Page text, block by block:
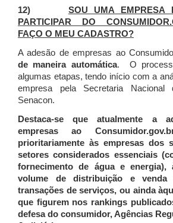
12) SOU UMA EMPRESA
PARTICIPAR DO
FAÇO O MEU CADASTRO?
A adesão de empresas ao
de maneira automática. O
algumas etapas, tendo início com a
empresa pela Secretaria Nacional
Senacon.
Destaca-se que atualmente a
empresas ao
prioritariamente às empresas dos
setores considerados essenciais
fornecimento de água e energia),
volume de distribuição e
transações de serviços, ou ainda
que figurem nos rankings
defesa do consumidor, Agências